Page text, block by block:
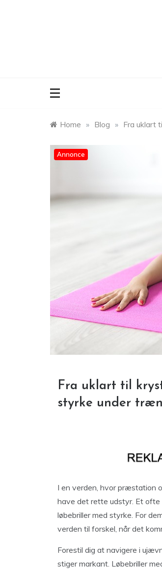
Home » Blog » Fra uklart
Annonce
Fra uklart til
styrke under
I en verden, hvor præstation
have det rette udstyr. Et ofte
løbebriller med styrke. For
verden til forskel, når det
Forestil dig at navigere i
stiger markant. Løbebriller